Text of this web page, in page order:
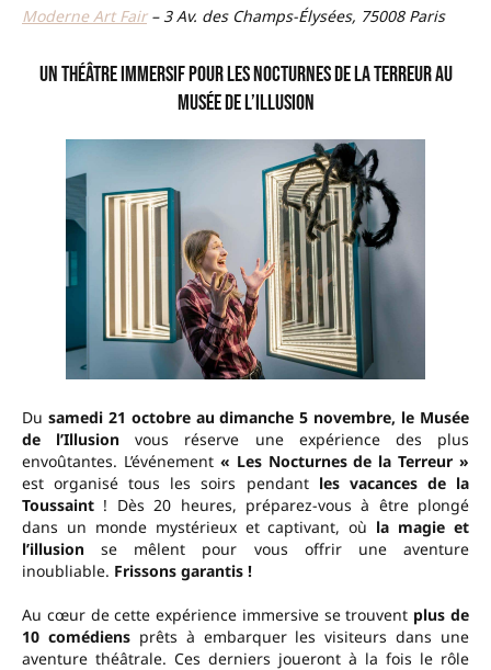
Moderne Art Fair– 3 Av. des Champs-Élysées, 75008 Paris
Un théâtre immersif pour les Nocturnes de la Terreur au
Musée de l’Illusion
Du samedi 21 octobre au dimanche 5 novembre, le Musée
de l’Illusion vous réserve une expérience des plus
envoûtantes. L’événement « Les Nocturnes de la Terreur »
est organisé tous les soirs pendantles vacances de la
Toussaint ! Dès 20 heures, préparez-vous à être plongé
dans un monde mystérieux et captivant, où la magie et
l’illusionse mêlent pour vous offrir une aventure
inoubliable. Frissons garantis !
Au cœur de cette expérience immersive se trouvent plus de
10 comédiensprêts à embarquer les visiteurs dans une
aventure théâtrale. Ces derniers joueront à la fois le rôle